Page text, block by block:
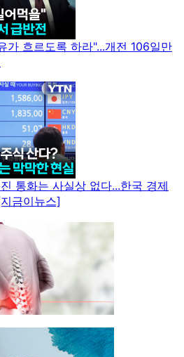
가 흐르도록 하라"...개전 106일만
통화는 사실상 없다...한국 경제
금이뉴스]